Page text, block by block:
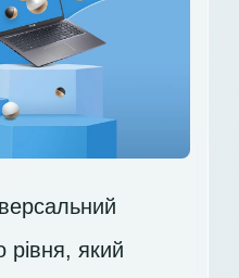
рівня, який